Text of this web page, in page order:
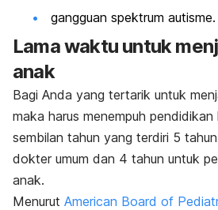
gangguan spektrum autisme.
Lama waktu untuk
anak
Bagi Anda yang tertarik untuk
maka harus menempuh pendidikan
sembilan tahun yang terdiri 5
dokter umum dan 4 tahun untuk
anak.
Menurut American Board of